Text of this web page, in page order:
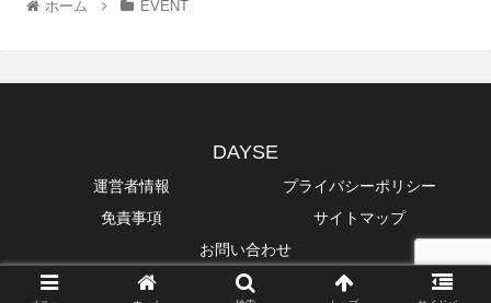
ホーム EVENT
DAYSE
運営者情報
プライバシーポリシー
免責事項
サイトマップ
お問い合わせ
Copyright © 2014-2026 DAYSE All Rights Reserved.